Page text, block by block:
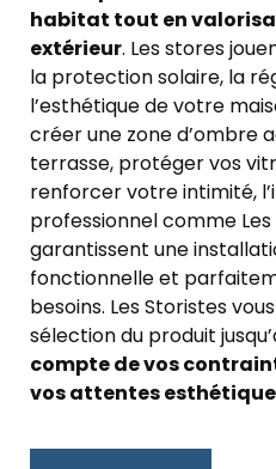
habitat tout en
extérieur. Les stores
la protection solaire, la
l’esthétique de votre
créer une zone d’ombre
terrasse, protéger vos
renforcer votre intimité,
professionnel comme
garantissent une
fonctionnelle et
besoins. Les Storistes
sélection du produit
compte de vos
vos attentes